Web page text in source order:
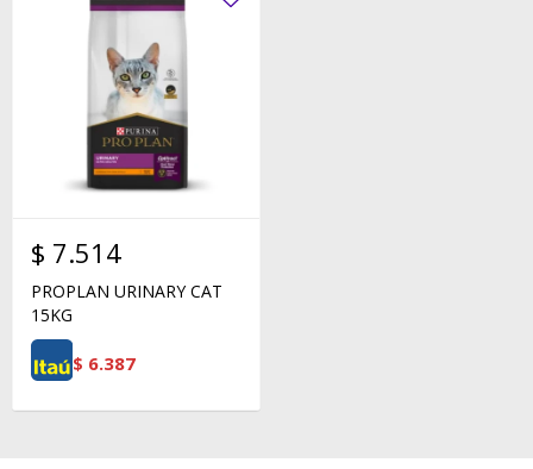
$ 7.514
PROPLAN URINARY CAT
15KG
$ 6.387